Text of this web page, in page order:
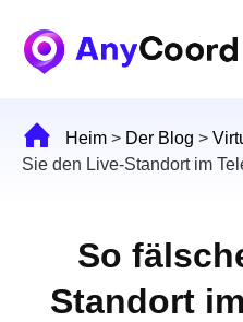
Heim > Der Blog >
Sie den Live-Standort im
So
Standort